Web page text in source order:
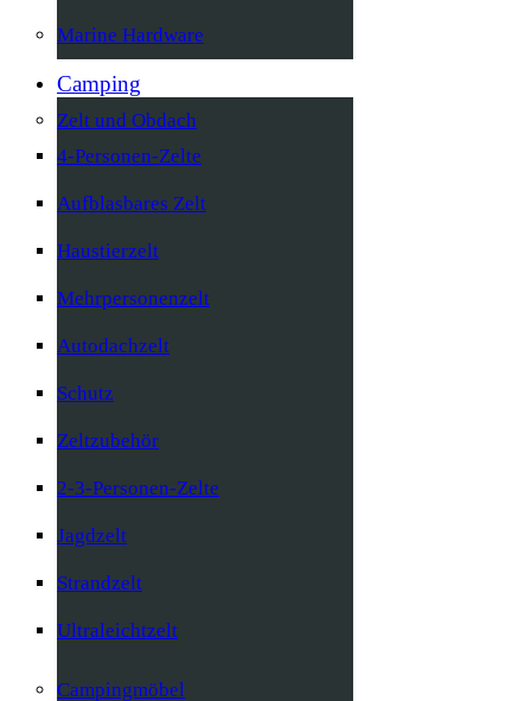
Marine Hardware
Camping
Zelt und Obdach
4-Personen-Zelte
Aufblasbares Zelt
Haustierzelt
Mehrpersonenzelt
Autodachzelt
Schutz
Zeltzubehör
2-3-Personen-Zelte
Jagdzelt
Strandzelt
Ultraleichtzelt
Campingmöbel